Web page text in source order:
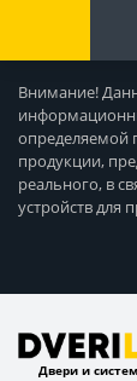
Внимание!
определяемой
продукции,
реального, в
устройств для
Двери и